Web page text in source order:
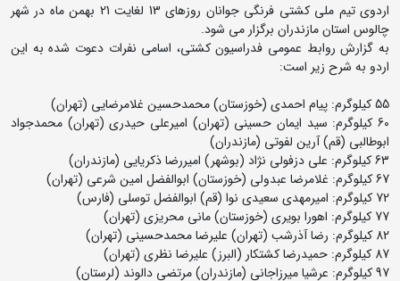
اردوی تیم ملی کشتی فرنگی جوانان روزهای 13 لغایت 21 بهمن ماه در شهر
چالوس استان مازندران برگزار می شود.
به گزارش روابط عمومی فدراسیون کشتی، اسامی نفرات دعوت شده به این
اردو به شرح زیر است:
55 کیلوگرم: پیام احمدی (خوزستان) محمدحسین غلامرضایی (تهران)
60 کیلوگرم: سید ایمان حسینی (تهران) امیرعلی حیدری (تهران) محمدجواد
ابوطالبی (قم) آرین لفوتی (مازندران)
63 کیلوگرم: علی دزفولی نژاد (بوشهر) امیررضا ذکریایی (مازندران)
67 کیلوگرم: غلامرضا عبدولی (خوزستان) ابوالفضل امین شرعی (تهران)
72 کیلوگرم: امیرمهدی سعیدی نوا (قم) ابوالفضل توسلی (فارس)
77 کیلوگرم: اهورا بویری (خوزستان) مانی محریزی (تهران)
82 کیلوگرم: رضا آذرشب (تهران) علیرضا محمدحسینی (تهران)
87 کیلوگرم: حمیدرضا کشتکار (البرز) علیرضا نظری (تهران)
97 کیلوگرم: عرشیا میرزاجانی (مازندران) مرتضی دالوند (لرستان)